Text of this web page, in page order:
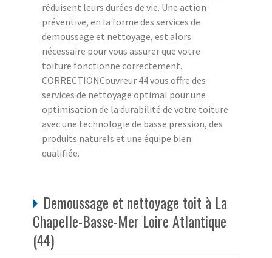
réduisent leurs durées de vie. Une action
préventive, en la forme des services de
demoussage et nettoyage, est alors
nécessaire pour vous assurer que votre
toiture fonctionne correctement.
CORRECTIONCouvreur 44 vous offre des
services de nettoyage optimal pour une
optimisation de la durabilité de votre toiture
avec une technologie de basse pression, des
produits naturels et une équipe bien
qualifiée.
Demoussage et nettoyage toit à La
Chapelle-Basse-Mer Loire Atlantique
(44)